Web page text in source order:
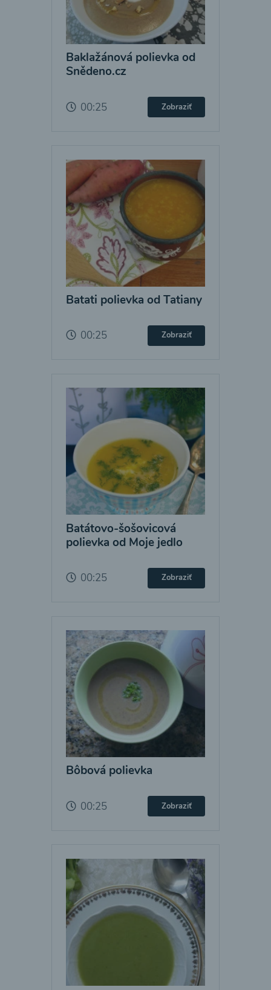
Baklažánová polievka od
Snědeno.cz
00:25 Zobraziť
Batati polievka od Tatiany
00:25 Zobraziť
Batátovo-šošovicová
polievka od Moje jedlo
00:25 Zobraziť
Bôbová polievka
00:25 Zobraziť